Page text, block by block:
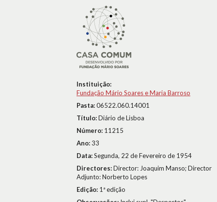
Instituição:
Fundação Mário Soares e Maria Barroso
Pasta:06522.060.14001
Título:Diário de Lisboa
Número: 11215
Ano:33
Data:Segunda, 22 de Fevereiro de 1954
Directores:Director: Joaquim Manso; Director
Adjunto: Norberto Lopes
Edição: 1ª edição